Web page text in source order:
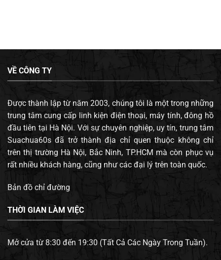
VỀ CÔNG TY
Được thành lập từ năm 2003, chúng tôi là một trong những
trung tâm cung cấp linh kiện điện thoại, máy tính, đông hồ
đầu tiên tại Hà Nội. Với sự chuyên nghiệp, uy tín, trung tâm
Suachua60s đã trở thành địa chỉ quen thuộc không chỉ
trên thị trường Hà Nội, Bắc Ninh, TP.HCM mà còn phục vụ
rất nhiều khách hàng, cũng như các đại lý trên toàn quốc.
Bản đồ chỉ đường
THỜI GIAN LÀM VIỆC
Mở cửa từ 8:30 đến 19:30 (Tất Cả Các Ngày Trong Tuần).